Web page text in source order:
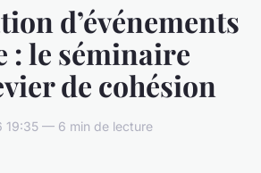
d’événements
: le séminaire
de cohésion
— 6 min de lecture